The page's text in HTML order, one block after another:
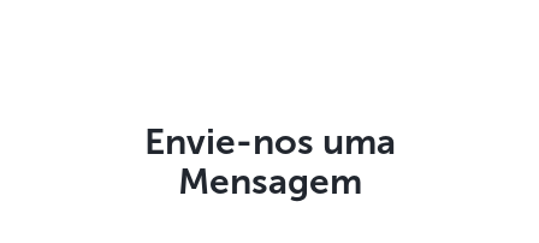
Envie-nos uma
Mensagem